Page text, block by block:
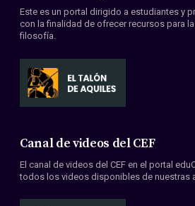
Convenios
Este es un portal dirigido a estudiantes y
con la finalidad de ofrecer recursos para
filosofía.
Canal de videos del CEF
El canal de videos del CEF en el portal
todos los videos disponibles de nuestras